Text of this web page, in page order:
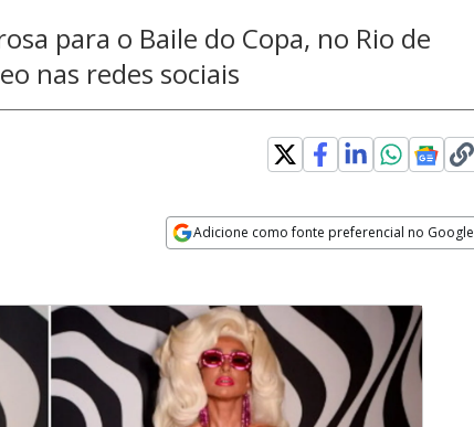
para o Baile do Copa, no Rio de
nas redes sociais
Adicione como fonte preferencial no Google